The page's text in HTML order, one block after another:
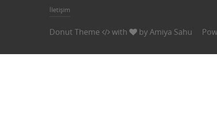
İletişim
Donut Theme with byAmiya Sahu